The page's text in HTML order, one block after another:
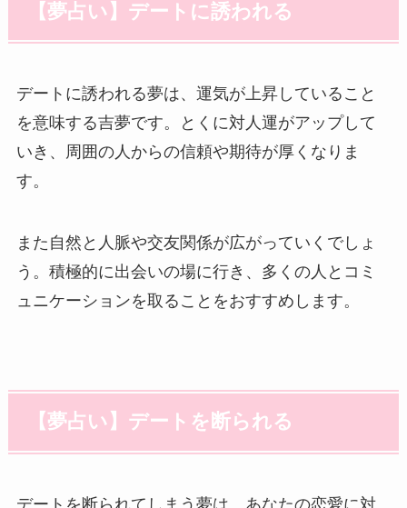
【夢占い】デートに誘われる
デートに誘われる夢は、運気が上昇していること
を意味する吉夢です。とくに対人運がアップして
いき、周囲の人からの信頼や期待が厚くなりま
す。
また自然と人脈や交友関係が広がっていくでしょ
う。積極的に出会いの場に行き、多くの人とコミ
ュニケーションを取ることをおすすめします。
【夢占い】デートを断られる
デートを断られてしまう夢は、あなたの恋愛に対